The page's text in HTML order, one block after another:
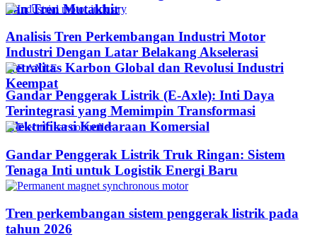
dan Tren Mutakhir
Analisis Tren Perkembangan Industri Motor
Industri Dengan Latar Belakang Akselerasi
Netralitas Karbon Global dan Revolusi Industri
Keempat
Gandar Penggerak Listrik (E-Axle): Inti Daya
Terintegrasi yang Memimpin Transformasi
Elektrifikasi Kendaraan Komersial
Gandar Penggerak Listrik Truk Ringan: Sistem
Tenaga Inti untuk Logistik Energi Baru
Tren perkembangan sistem penggerak listrik pada
tahun 2026